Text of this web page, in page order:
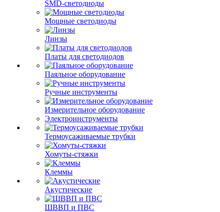
SMD-светодиоды
Мощные светодиоды
Линзы
Платы для светодиодов
Паяльное оборудование
Ручные инструменты
Измерительное оборудование
Электроинструменты
Термоусаживаемые трубки
Хомуты-стяжки
Клеммы
Акустические
ШВВП и ПВС